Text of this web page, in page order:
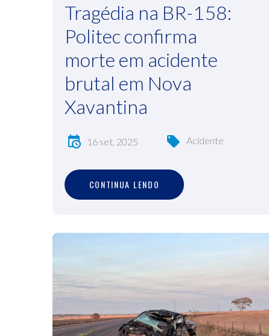
Tragédia na BR-158:
Politec confirma
morte em acidente
brutal em Nova
Xavantina
16 set, 2025 Acidente
CO NTINUA L END O
CONTINUA LENDO